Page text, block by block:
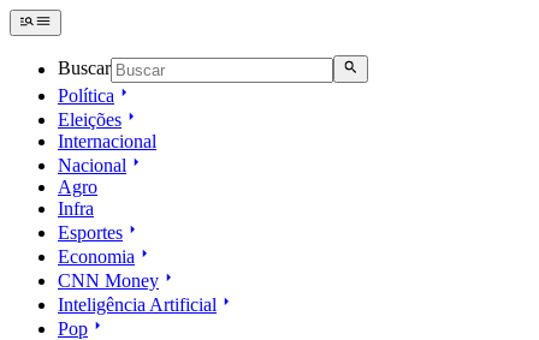
Buscar
Política
Eleições
Internacional
Nacional
Agro
Infra
Esportes
Economia
CNN Money
Inteligência Artificial
Pop